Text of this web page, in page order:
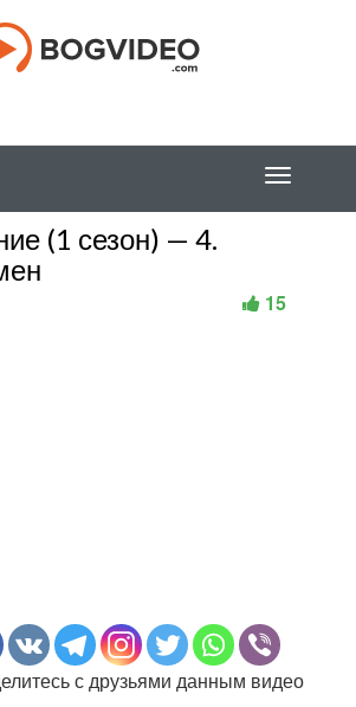
(1 сезон) — 4.
15
с друзьями данным видео